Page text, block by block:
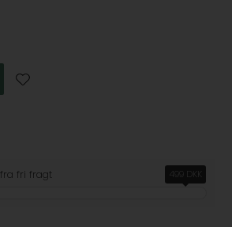
fra fri fragt 499 DKK